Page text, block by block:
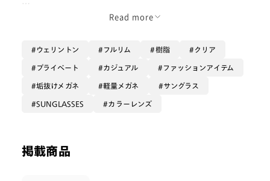
さらっと日差しの強い時にかけたい一本です。
着用レンズカラー : ブルー/ベージュ
Read more
ウェリントン フルリム 樹脂 クリア
プライベート カジュアル ファッションアイテム
垢抜けメガネ 軽量メガネ サングラス
SUNGLASSES カラーレンズ
掲載商品